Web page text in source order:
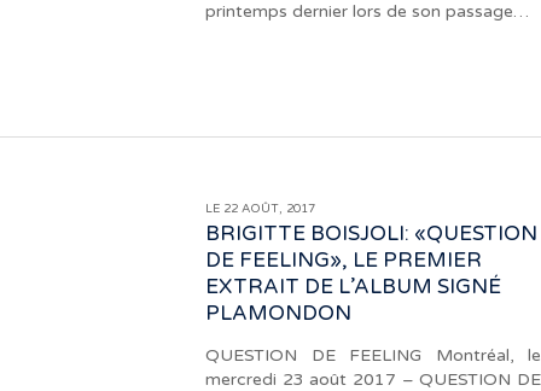
printemps dernier lors de son passage…
LE 22 AOÛT, 2017
BRIGITTE BOISJOLI: «QUESTION
DE FEELING», LE PREMIER
EXTRAIT DE L’ALBUM SIGNÉ
PLAMONDON
QUESTION DE FEELING Montréal, le
mercredi 23 août 2017 – QUESTION DE